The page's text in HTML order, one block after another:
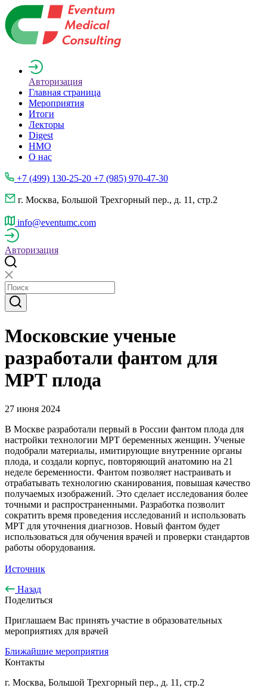
Авторизация
Главная страница
Мероприятия
Итоги
Лекторы
Digest
НМО
О нас
+7 (499) 130-25-20 +7 (985) 970-47-30
г. Москва, Большой Трехгорный пер., д. 11, стр.2
info@eventumc.com
Авторизация
Московские ученые
разработали фантом для
МРТ плода
27 июня 2024
В Москве разработали первый в России фантом плода для
настройки технологии МРТ беременных женщин. Ученые
подобрали материалы, имитирующие внутренние органы
плода, и создали корпус, повторяющий анатомию на 21
неделе беременности. Фантом позволяет настраивать и
отрабатывать технологию сканирования, повышая качество
получаемых изображений. Это сделает исследования более
точными и распространенными. Разработка позволит
сократить время проведения исследований и использовать
МРТ для уточнения диагнозов. Новый фантом будет
использоваться для обучения врачей и проверки стандартов
работы оборудования.
Источник
Назад
Поделиться
Приглашаем Вас принять участие в образовательных
мероприятиях для врачей
Ближайшие мероприятия
Контакты
г. Москва, Большой Трехгорный пер., д. 11, стр.2